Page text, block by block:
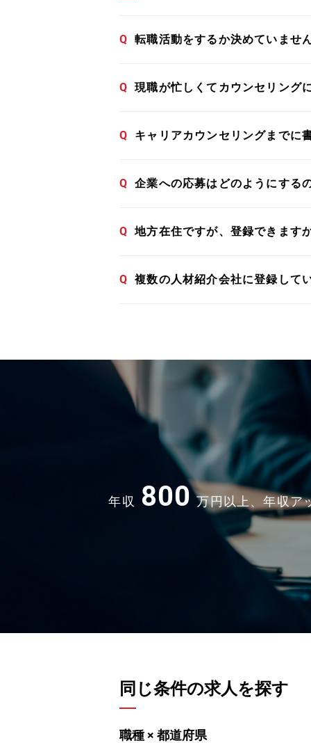
Q 転職活動をするか決めていませ
Q 現職が忙しくてカウンセリング
Q キャリアカウンセリングまでに
Q 企業への応募はどのようにする
Q 地方在住ですが、登録できます
Q 複数の人材紹介会社に登録して
年収 800 万円以上、年収ア
同じ条件の求人を探す
職種 × 都道府県